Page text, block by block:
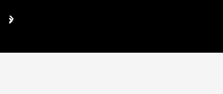
陸委會1295萬媒宣費惹議 梁文傑回「只能靠嘴巴」